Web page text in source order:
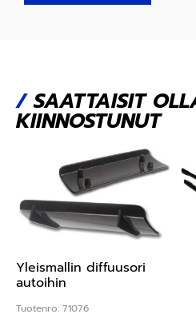
/SAATTAISIT
KIINNOSTUNUT
Yleismallin diffuusori
autoihin
Tuotenro: 71076